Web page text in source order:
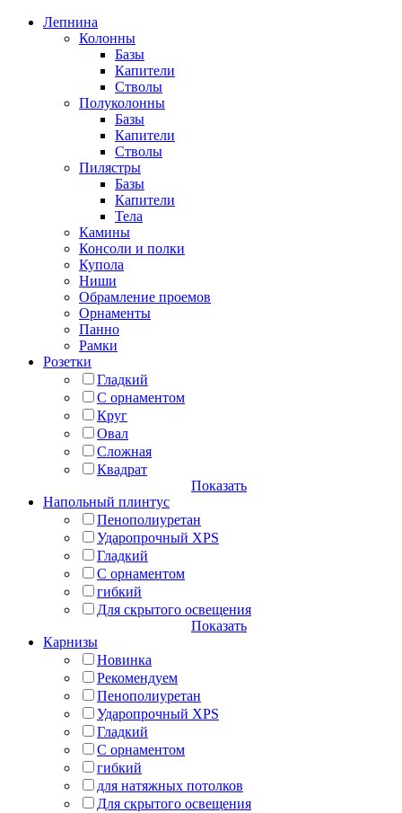
Лепнина
Колонны
Базы
Капители
Стволы
Полуколонны
Базы
Капители
Стволы
Пилястры
Базы
Капители
Тела
Камины
Консоли и полки
Купола
Ниши
Обрамление проемов
Орнаменты
Панно
Рамки
Розетки
Гладкий
С орнаментом
Круг
Овал
Сложная
Квадрат
Показать
Напольный плинтус
Пенополиуретан
Ударопрочный XPS
Гладкий
С орнаментом
гибкий
Для скрытого освещения
Показать
Карнизы
Новинка
Рекомендуем
Пенополиуретан
Ударопрочный XPS
Гладкий
С орнаментом
гибкий
для натяжных потолков
Для скрытого освещения